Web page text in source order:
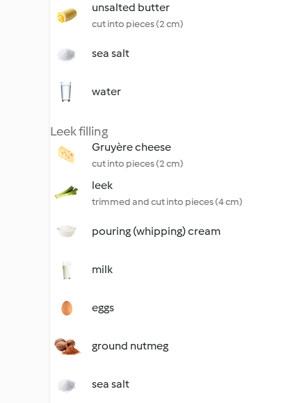
unsalted butter
cut into pieces (2 cm)
sea salt
water
Leek filling
Gruyère cheese
cut into pieces (2 cm)
leek
trimmed and cut into pieces (4 cm)
pouring (whipping) cream
milk
eggs
ground nutmeg
sea salt